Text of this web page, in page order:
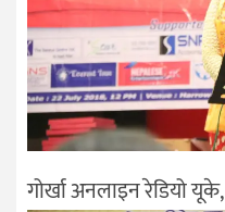
गोर्खा अनलाइन रेडियो यूके,